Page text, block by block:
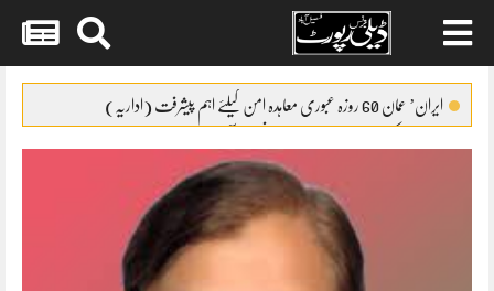
contentایران’ عمان 60 روزہ عبوری معاہدہ امن کیلئے اہم پیشرفت (اداریہ)
ایس ایس سی امتحانات 2026ء کا شیڈول جاری
پنشن فنڈز کی سرمایہ کاری سے خزانے کو نقصان پہنچانے کے معاملے کی
گندم آٹے کا بحران تیل سے بھی بڑا ہو چکا ہے